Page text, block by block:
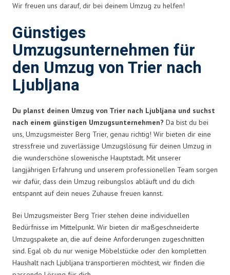
Wir freuen uns darauf, dir bei deinem Umzug zu helfen!
Günstiges
Umzugsunternehmen für
den Umzug von Trier nach
Ljubljana
Du planst deinen Umzug von Trier nach Ljubljana und suchst
nach einem günstigen Umzugsunternehmen? Da bist du bei
uns, Umzugsmeister Berg Trier, genau richtig! Wir bieten dir eine
stressfreie und zuverlässige Umzugslösung für deinen Umzug in
die wunderschöne slowenische Hauptstadt. Mit unserer
langjährigen Erfahrung und unserem professionellen Team sorgen
wir dafür, dass dein Umzug reibungslos abläuft und du dich
entspannt auf dein neues Zuhause freuen kannst.
Bei Umzugsmeister Berg Trier stehen deine individuellen
Bedürfnisse im Mittelpunkt. Wir bieten dir maßgeschneiderte
Umzugspakete an, die auf deine Anforderungen zugeschnitten
sind. Egal ob du nur wenige Möbelstücke oder den kompletten
Haushalt nach Ljubljana transportieren möchtest, wir finden die